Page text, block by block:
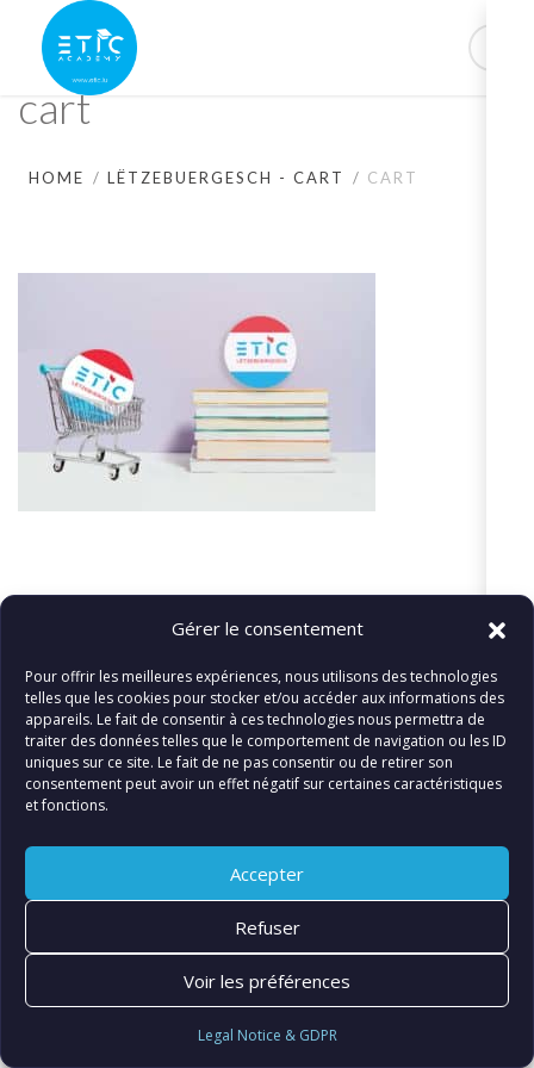
Gérer le consentement
Pour offrir les meilleures expériences, nous utilisons des technologies
telles que les cookies pour stocker et/ou accéder aux informations des
appareils. Le fait de consentir à ces technologies nous permettra de
traiter des données telles que le comportement de navigation ou les ID
uniques sur ce site. Le fait de ne pas consentir ou de retirer son
consentement peut avoir un effet négatif sur certaines caractéristiques
et fonctions.
Accepter
Refuser
Voir les préférences
Legal Notice & GDPR
cart
HOME LËTZEBUERGESCH - CART CART
© FIATLUX INTERNATIONAL SARL